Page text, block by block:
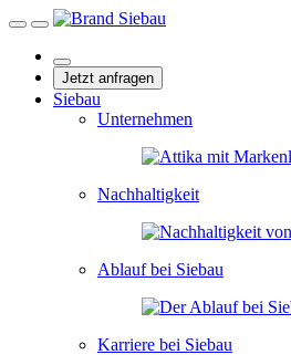
Jetzt anfragen
Siebau
Unternehmen
Nachhaltigkeit
Ablauf bei Siebau
Karriere bei Siebau